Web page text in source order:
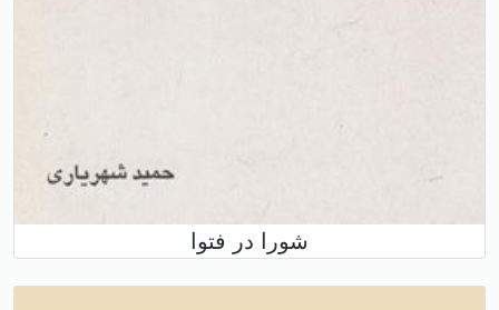
شورا در فتوا